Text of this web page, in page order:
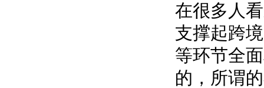
在很多人
支撑起跨
等环节全
的，所谓